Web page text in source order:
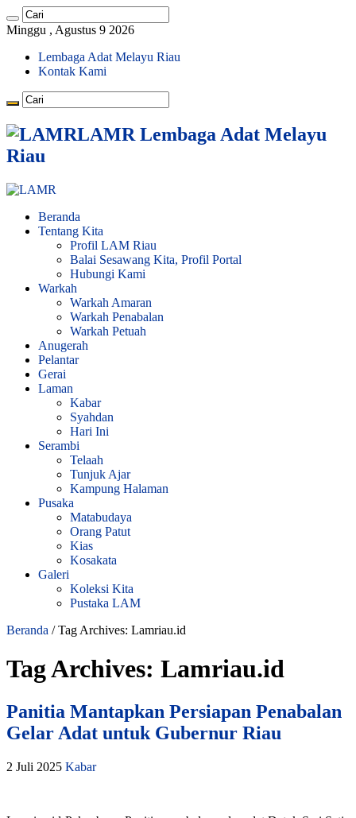
Minggu , Agustus 9 2026
Lembaga Adat Melayu Riau
Kontak Kami
LAMR Lembaga Adat Melayu
Riau
Beranda
Tentang Kita
Profil LAM Riau
Balai Sesawang Kita, Profil Portal
Hubungi Kami
Warkah
Warkah Amaran
Warkah Penabalan
Warkah Petuah
Anugerah
Pelantar
Gerai
Laman
Kabar
Syahdan
Hari Ini
Serambi
Telaah
Tunjuk Ajar
Kampung Halaman
Pusaka
Matabudaya
Orang Patut
Kias
Kosakata
Galeri
Koleksi Kita
Pustaka LAM
Beranda / Tag Archives: Lamriau.id
Tag Archives: Lamriau.id
Panitia Mantapkan Persiapan Penabalan
Gelar Adat untuk Gubernur Riau
2 Juli 2025 Kabar